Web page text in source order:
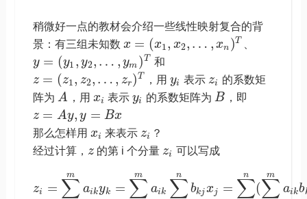
稍微好一点的教材会介绍一些线性映射复合的背
景：有三组未知数 x = (x1, x2, … , xn )T
y = (y1 , y2, … , ym )T 和
z = (z1, z2, … , zr)T ，用 yi 表示 zi
的系数矩
阵为 A ，用 xi 表示 yi 的系数矩阵为 B ，即
z = Ay, y = Bx
那么怎样用 xi 来表示 zi ？
经过计算， z 的第 i 个分量 zi 可以写成
zi = ∑
m
aikyk = ∑
m
aik ∑
n
bkj xj = ∑
n
(∑
m
aikb